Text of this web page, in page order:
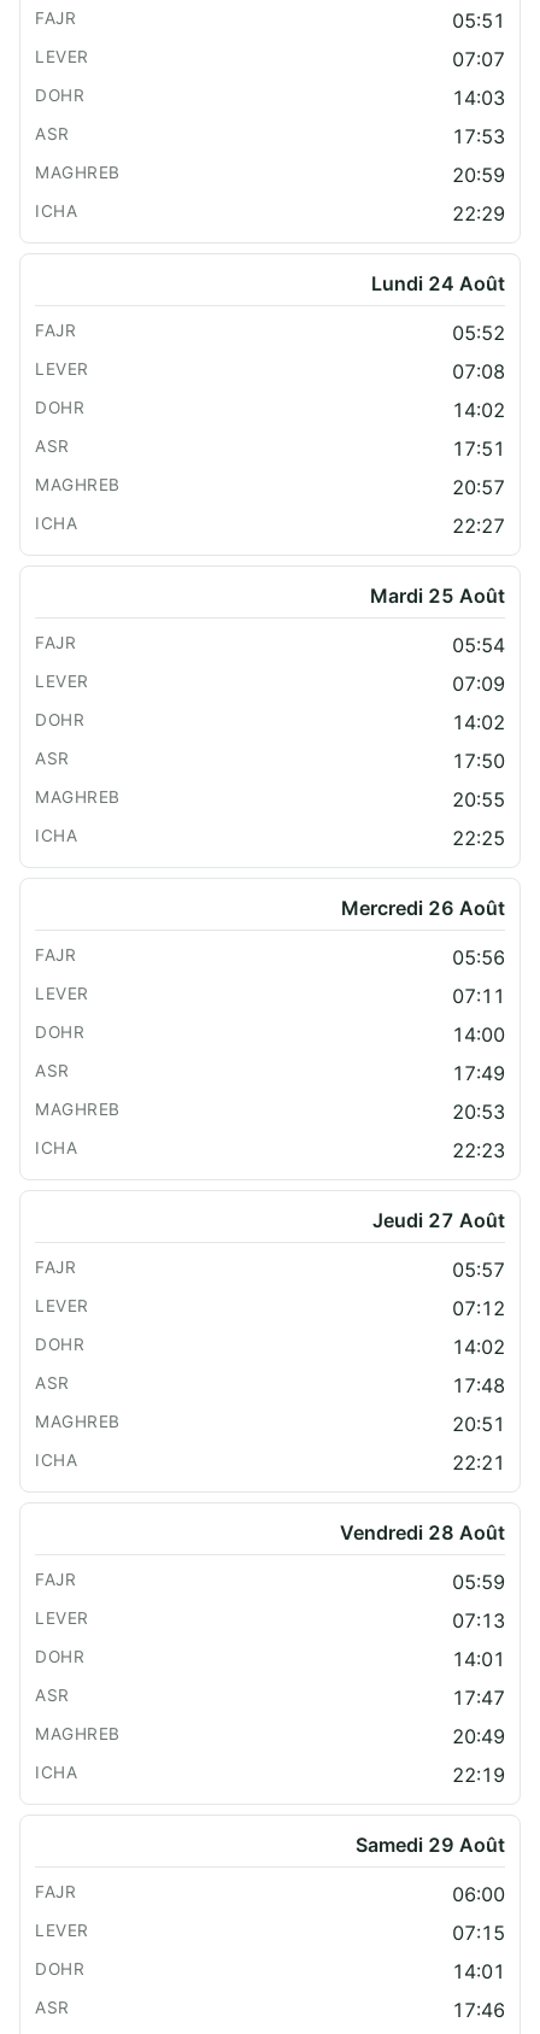
05:51
07:07
14:03
17:53
20:59
22:29
Lundi 24 Août
05:52
07:08
14:02
17:51
20:57
22:27
Mardi 25 Août
05:54
07:09
14:02
17:50
20:55
22:25
Mercredi 26 Août
05:56
07:11
14:00
17:49
20:53
22:23
Jeudi 27 Août
05:57
07:12
14:02
17:48
20:51
22:21
Vendredi 28 Août
05:59
07:13
14:01
17:47
20:49
22:19
Samedi 29 Août
06:00
07:15
14:01
17:46